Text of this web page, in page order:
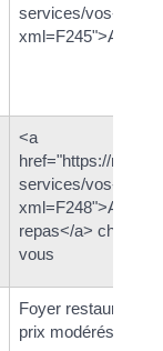
services/vos-
xml=F245">Aide
<a
href="https://
services/vos-
xml=F248">Aide
repas</a> chauds
vous
Foyer restaurant
prix modérés